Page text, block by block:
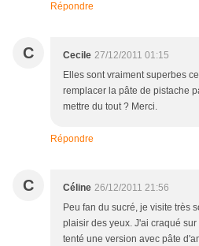
Répondre
C Cecile 27/12/2011 01:15
Elles sont vraiment superbes
remplacer la pâte de pistache
mettre du tout ? Merci.
Répondre
C Céline 26/12/2011 21:56
Peu fan du sucré, je visite très
plaisir des yeux. J'ai craqué
tenté une version avec pâte